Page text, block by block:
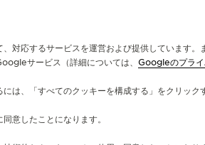
対応するサービスを運営および提供しています
サービス（詳細については、 Googleのプライ
は、「すべてのクッキーを構成する」をクリック
意したことになります。